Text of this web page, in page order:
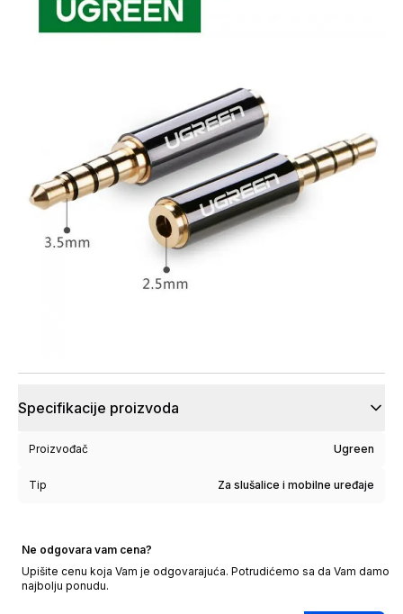
Specifikacije proizvoda
Proizvođač Ugreen
Tip Za slušalice i mobilne uređaje
Ne odgovara vam cena?
Upišite cenu koja Vam je odgovarajuća. Potrudićemo sa da Vam damo
najbolju ponudu.